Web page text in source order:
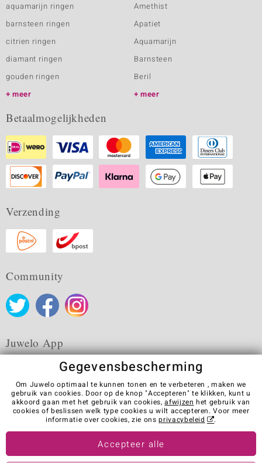
aquamarijn ringen
barnsteen ringen
citrien ringen
diamant ringen
gouden ringen
meer
Amethist
Apatiet
Aquamarijn
Barnsteen
Beril
meer
Betaalmogelijkheden
Verzending
Community
Juwelo App
Algemene verkoopvoorwaarden Privacybeleid
Cookies
Colofon
Contact
Contract herroepen
Visit our stores in other countries:
Gegevensbescherming
Om Juwelo optimaal te kunnen tonen en te verbeteren , maken we
gebruik van cookies. Door op de knop "Accepteren" te klikken, kunt u
akkoord gaan met het gebruik van cookies,afwijzen het gebruik van
cookies of beslissen welk type cookies u wilt accepteren. Voor meer
informatie over cookies, zie onsprivacybeleid .
Accepteer alle